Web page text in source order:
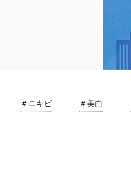
＃ニキビ ＃美白